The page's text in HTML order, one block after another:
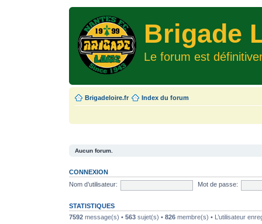
Brigade
Le forum est
Brigadeloire.fr Index du forum
Aucun forum.
CONNEXION
Nom d’utilisateur:
Mot de passe:
STATISTIQUES
7592 message(s) • 563 sujet(s) • 826 membre(s) • L’utilisateur